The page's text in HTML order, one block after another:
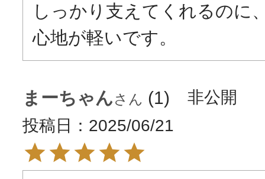
しっかり支えてくれるのに
心地が軽いです。
まーちゃん 1
非公開
投稿日
2025/06/21